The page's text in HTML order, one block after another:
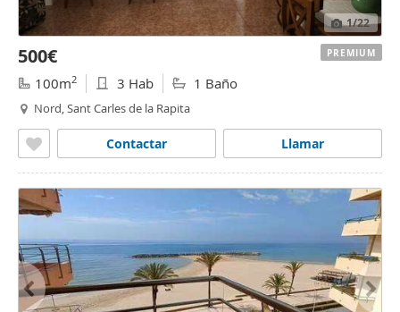
1/22
500€
100m2 3 Hab 1 Baño
Nord, Sant Carles de la Rapita
Llamar
Contactar
PREMIUM